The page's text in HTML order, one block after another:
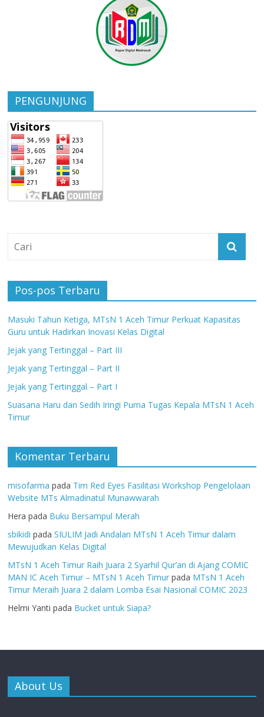
PENGUNJUNG
Pos-pos Terbaru
Masuki Tahun Ketiga, MTsN 1 Aceh Timur Perkuat Kapasitas
Guru untuk Hadirkan Inovasi Kelas Digital
Jejak yang Tertinggal – Part III
Jejak yang Tertinggal – Part II
Jejak yang Tertinggal – Part I
Suasana Haru dan Sedih Iringi Purna Tugas Kepala MTsN 1 Aceh
Timur
Komentar Terbaru
misofarma pada Tim Red Eyes Fasilitasi Workshop Pengelolaan
Website MTs Almadinatul Munawwarah
Hera pada Buku Bersampul Merah
sbikidi padaSIULIM Jadi Andalan MTsN 1 Aceh Timur dalam
Mewujudkan Kelas Digital
MTsN 1 Aceh Timur Raih Juara 2 Syarhil Qur’an di Ajang COMIC
MAN IC Aceh Timur – MTsN 1 Aceh Timur pada MTsN 1 Aceh
Timur Meraih Juara 2 dalam Lomba Esai Nasional COMIC 2023
Helmi Yanti pada Bucket untuk Siapa?
About Us